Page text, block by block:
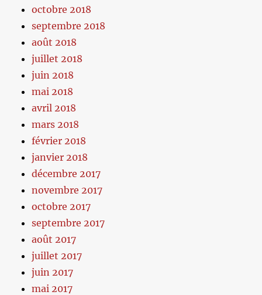
octobre 2018
septembre 2018
août 2018
juillet 2018
juin 2018
mai 2018
avril 2018
mars 2018
février 2018
janvier 2018
décembre 2017
novembre 2017
octobre 2017
septembre 2017
août 2017
juillet 2017
juin 2017
mai 2017